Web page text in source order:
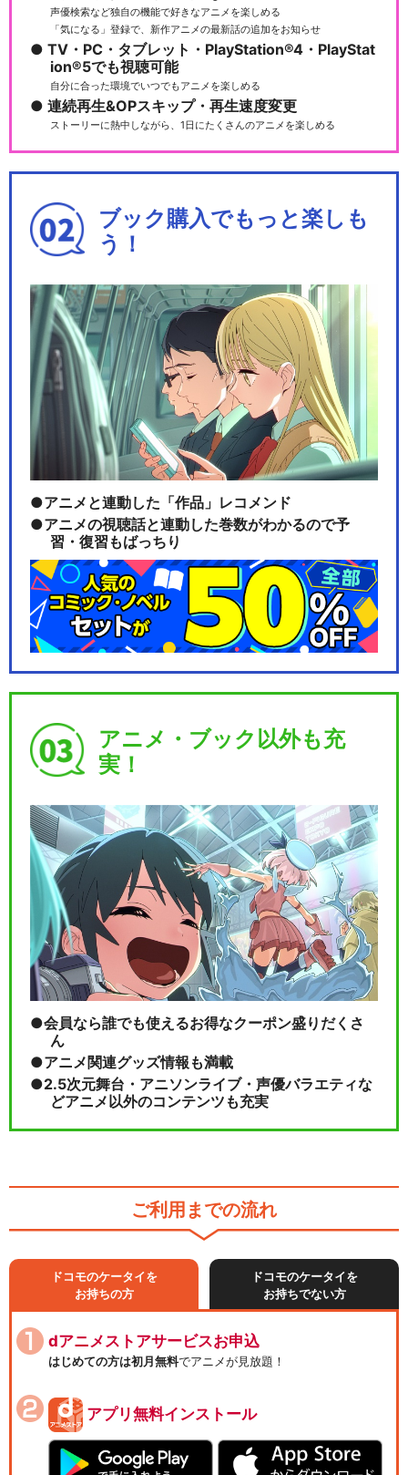
声優検索など独自の機能で好きなアニメを楽しめる
「気になる」登録で、新作アニメの最新話の追加をお知らせ
TV・PC・タブレット・PlayStation®4・PlayStat
ion®5でも視聴可能
自分に合った環境でいつでもアニメを楽しめる
連続再生&OPスキップ・再生速度変更
ストーリーに熱中しながら、1日にたくさんのアニメを楽しめる
ブック購入でもっと楽しも
う！
アニメと連動した「作品」レコメンド
アニメの視聴話と連動した巻数がわかるので予
習・復習もばっちり
アニメ・ブック以外も充
実！
会員なら誰でも使えるお得なクーポン盛りだくさ
ん
アニメ関連グッズ情報も満載
2.5次元舞台・アニソンライブ・声優バラエティな
どアニメ以外のコンテンツも充実
ご利用までの流れ
ドコモのケータイを
お持ちの方
ドコモのケータイを
お持ちでない方
dアニメストアサービスお申込
はじめての方は初月無料でアニメが見放題！
アプリ無料インストール